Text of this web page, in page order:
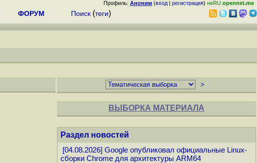
Профиль: Аноним (вход | регистрация) неRU opennet.me
ФОРУМ Поиск (теги)
ВЫБОРКА МАТЕРИАЛА
Раздел новостей
[04.08.2026] Google опубликовал официальные Linux-
сборки Chrome для архитектуры ARM64